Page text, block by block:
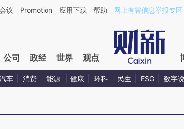
会议 Promotion 应用下载 帮助 网上有害信息举报专区
公司 政经 世界 观点
汽车 消费 能源 健康 环科 民生 ESG 数字说